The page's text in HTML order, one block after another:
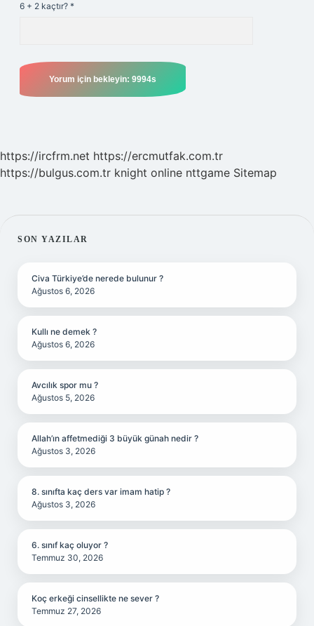
6 + 2 kaçtır? *
https://ircfrm.net https://ercmutfak.com.tr
https://bulgus.com.tr knight online nttgame Sitemap
SIDEBAR
SON YAZILAR
Civa Türkiye’de nerede bulunur ?
Ağustos 6, 2026
Kullı ne demek ?
Ağustos 6, 2026
Avcılık spor mu ?
Ağustos 5, 2026
Allah’ın affetmediği 3 büyük günah nedir ?
Ağustos 3, 2026
8. sınıfta kaç ders var imam hatip ?
Ağustos 3, 2026
6. sınıf kaç oluyor ?
Temmuz 30, 2026
Koç erkeği cinsellikte ne sever ?
Temmuz 27, 2026